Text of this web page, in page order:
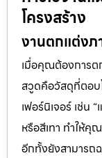
โครงสร้าง
งานตกแต่งภ
เมื่อคุณต้องการต
สวูดคือวัสดุที่ตอบ
เฟอร์นิเจอร์ เช่น
หรือสีเทา ทำให้คุ
อีกทั้งยังสามารถ